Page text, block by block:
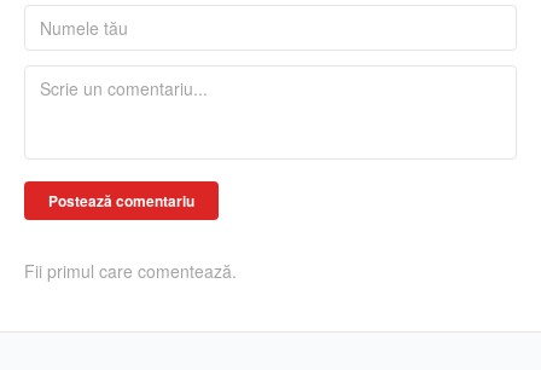
Postează comentariu
Fii primul care comentează.